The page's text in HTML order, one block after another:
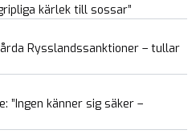
kärlek till sossar”
Rysslandssanktioner – tullar
”Ingen känner sig säker –